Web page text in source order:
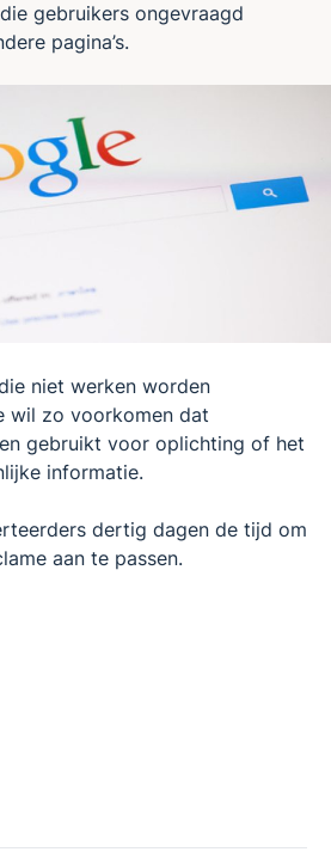
gebruikers ongevraagd
pagina’s.
niet werken worden
wil zo voorkomen dat
gebruikt voor oplichting of het
informatie.
dertig dagen de tijd om
aan te passen.